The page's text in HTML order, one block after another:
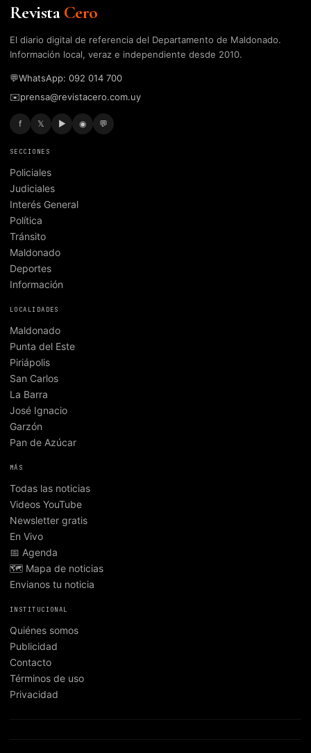
RevistaCero
El diario digital de referencia del Departamento de Maldonado.
Información local, veraz e independiente desde 2010.
💬WhatsApp: 092 014 700
✉️prensa@revistacero.com.uy
f 𝕏 ▶ ◉ 💬
SECCIONES
Policiales
Judiciales
Interés General
Política
Tránsito
Maldonado
Deportes
Información
LOCALIDADES
Maldonado
Punta del Este
Piriápolis
San Carlos
La Barra
José Ignacio
Garzón
Pan de Azúcar
MÁS
Todas las noticias
Videos YouTube
Newsletter gratis
En Vivo
📅 Agenda
🗺️ Mapa de noticias
Envianos tu noticia
INSTITUCIONAL
Quiénes somos
Publicidad
Contacto
Términos de uso
Privacidad